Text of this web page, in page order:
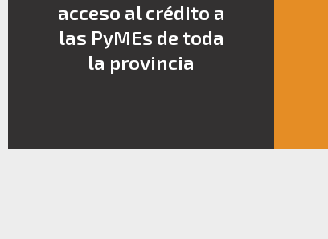
acceso al crédito a
las PyMEs de toda
la provincia